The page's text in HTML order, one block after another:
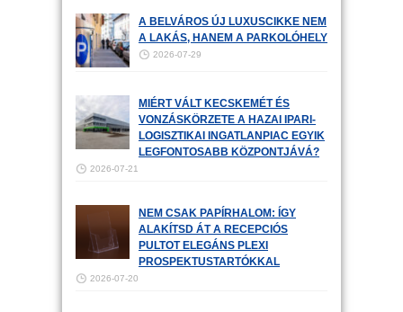
A BELVÁROS ÚJ LUXUSCIKKE NEM
A LAKÁS, HANEM A PARKOLÓHELY
2026-07-29
MIÉRT VÁLT KECSKEMÉT ÉS
VONZÁSKÖRZETE A HAZAI IPARI-
LOGISZTIKAI INGATLANPIAC EGYIK
LEGFONTOSABB KÖZPONTJÁVÁ?
2026-07-21
NEM CSAK PAPÍRHALOM: ÍGY
ALAKÍTSD ÁT A RECEPCIÓS
PULTOT ELEGÁNS PLEXI
PROSPEKTUSTARTÓKKAL
2026-07-20